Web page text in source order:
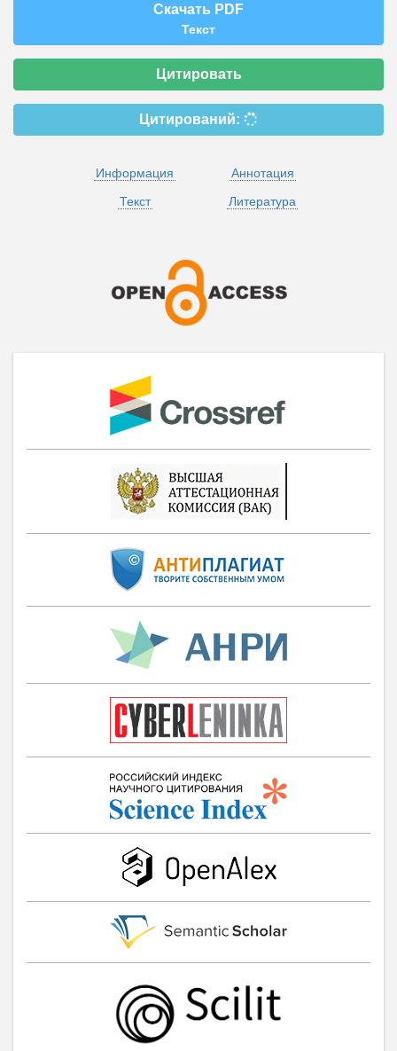
Скачать PDF
Текст
Цитировать
Цитирований:
Информация
Аннотация
Текст
Литература